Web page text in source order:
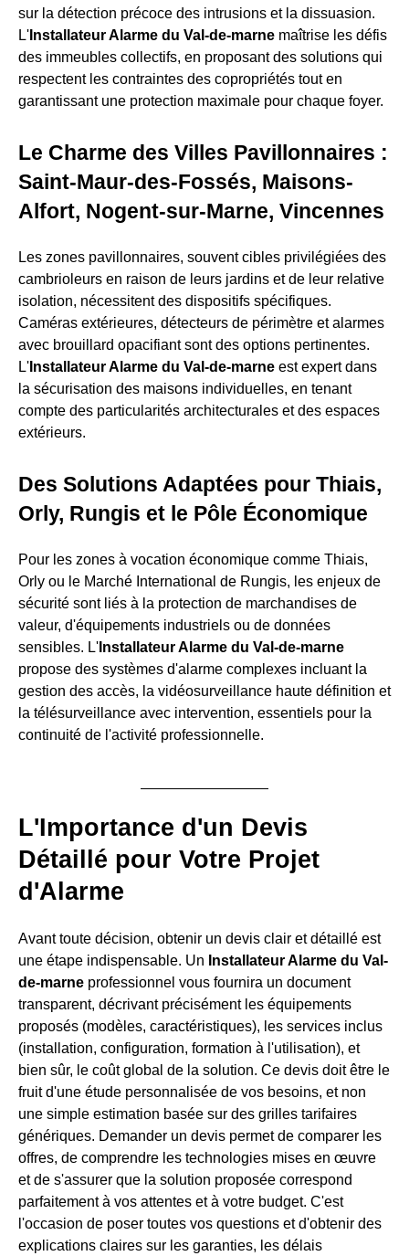
sur la détection précoce des intrusions et la dissuasion.
L' Installateur Alarme du Val-de-marne maîtrise les défis
des immeubles collectifs, en proposant des solutions qui
respectent les contraintes des copropriétés tout en
garantissant une protection maximale pour chaque foyer.
Le Charme des Villes Pavillonnaires :
Saint-Maur-des-Fossés, Maisons-
Alfort, Nogent-sur-Marne, Vincennes
Les zones pavillonnaires, souvent cibles privilégiées des
cambrioleurs en raison de leurs jardins et de leur relative
isolation, nécessitent des dispositifs spécifiques.
Caméras extérieures, détecteurs de périmètre et alarmes
avec brouillard opacifiant sont des options pertinentes.
L' Installateur Alarme du Val-de-marne est expert dans
la sécurisation des maisons individuelles, en tenant
compte des particularités architecturales et des espaces
extérieurs.
Des Solutions Adaptées pour Thiais,
Orly, Rungis et le Pôle Économique
Pour les zones à vocation économique comme Thiais,
Orly ou le Marché International de Rungis, les enjeux de
sécurité sont liés à la protection de marchandises de
valeur, d'équipements industriels ou de données
sensibles. L' Installateur Alarme du Val-de-marne
propose des systèmes d'alarme complexes incluant la
gestion des accès, la vidéosurveillance haute définition et
la télésurveillance avec intervention, essentiels pour la
continuité de l'activité professionnelle.
L'Importance d'un Devis
Détaillé pour Votre Projet
d'Alarme
Avant toute décision, obtenir un devis clair et détaillé est
une étape indispensable. Un Installateur Alarme du Val-
de-marne professionnel vous fournira un document
transparent, décrivant précisément les équipements
proposés (modèles, caractéristiques), les services inclus
(installation, configuration, formation à l'utilisation), et
bien sûr, le coût global de la solution. Ce devis doit être le
fruit d'une étude personnalisée de vos besoins, et non
une simple estimation basée sur des grilles tarifaires
génériques. Demander un devis permet de comparer les
offres, de comprendre les technologies mises en œuvre
et de s'assurer que la solution proposée correspond
parfaitement à vos attentes et à votre budget. C'est
l'occasion de poser toutes vos questions et d'obtenir des
explications claires sur les garanties, les délais